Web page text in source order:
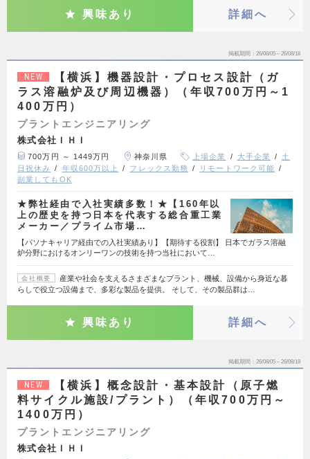
興味あり 詳細へ
掲載期間 26/08/05～26/08/18
NEW
【横浜】機器設計・プロセス設計（ガ
ラス溶融炉及び周辺機器）（年収700万円～1
400万円）
プラントエンジニアリング
株式会社ＩＨＩ
700万円 ～ 1449万円 神奈川県 上場企業 大手企業
土
日祝休み
年収600万以上 フレックス勤務
リモートワーク可能
副業してもOK
★弊社経由で入社実績多数！★【160年以
上の歴史を持つ日本を代表する総合重工業
メーカー／プライム市場…
【パソナキャリア経由での入社実績あり】【期待する役割】 日本でガラス溶融
炉分野におけるオンリーワンの技術を持つ当社において…
会社概要
産業や社会を支えるさまざまなプラント、機械、設備から身近な暮
らしで役立つ設備まで、多彩な製品を提供。 そして、その製品群は…
興味あり 詳細へ
掲載期間 26/08/05～26/08/18
NEW
【横浜】概念設計・基本設計（原子燃
料サイクル施設/プラント）（年収700万円～
1400万円）
プラントエンジニアリング
株式会社ＩＨＩ